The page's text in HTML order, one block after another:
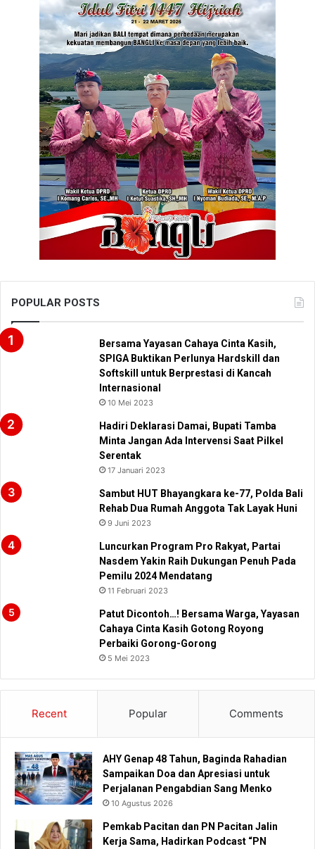
POPULAR POSTS
Bersama Yayasan Cahaya Cinta Kasih,
SPIGA Buktikan Perlunya Hardskill dan
Softskill untuk Berprestasi di Kancah
Internasional
10 Mei 2023
Hadiri Deklarasi Damai, Bupati Tamba
Minta Jangan Ada Intervensi Saat Pilkel
Serentak
17 Januari 2023
Sambut HUT Bhayangkara ke-77, Polda Bali
Rehab Dua Rumah Anggota Tak Layak Huni
9 Juni 2023
Luncurkan Program Pro Rakyat, Partai
Nasdem Yakin Raih Dukungan Penuh Pada
Pemilu 2024 Mendatang
11 Februari 2023
Patut Dicontoh…! Bersama Warga, Yayasan
Cahaya Cinta Kasih Gotong Royong
Perbaiki Gorong-Gorong
5 Mei 2023
Recent Popular Comments
AHY Genap 48 Tahun, Baginda Rahadian
Sampaikan Doa dan Apresiasi untuk
Perjalanan Pengabdian Sang Menko
10 Agustus 2026
Pemkab Pacitan dan PN Pacitan Jalin
Kerja Sama, Hadirkan Podcast “PN